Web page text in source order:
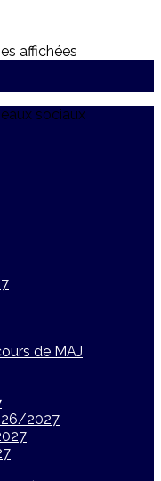
affichées
sociaux
de MAJ
2027